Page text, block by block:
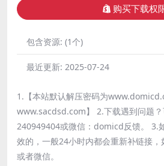
购买下载权
包含资源: (1个)
最近更新: 2025-07-24
1.【本站默认解压密码为
www.sacdsd.com】 2.下载遇到问题？
240949404或微信：domicd反馈。 3.
效的，一般24小时内都会重新补链接
或者微信。